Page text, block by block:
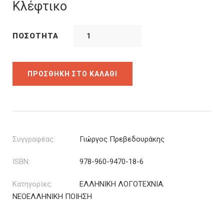
6.36€.
Κλέφτικο
ΠΟΣΌΤΗΤΑ
ΠΡΟΣΘΉΚΗ ΣΤΟ ΚΑΛΆΘΙ
Συγγραφέας: Γιώργος Πρεβεδουράκης
ISBN: 978-960-9470-18-6
Κατηγορίες: ΕΛΛΗΝΙΚΗ ΛΟΓΟΤΕΧΝΙΑ,
ΝΕΟΕΛΛΗΝΙΚΗ ΠΟΙΗΣΗ